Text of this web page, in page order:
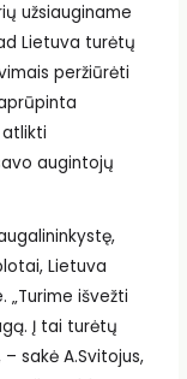
užsiauginame
Lietuva turėtų
peržiūrėti
augintojų
Lietuva
išvežti
Į tai turėtų
sakė A.Svitojus,